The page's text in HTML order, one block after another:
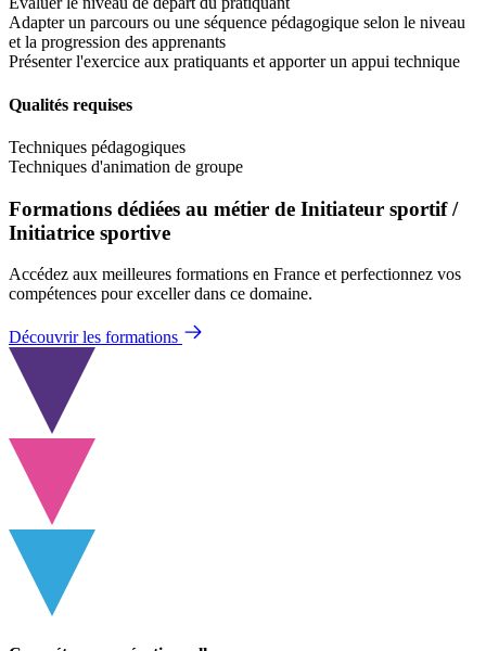
Adapter un parcours ou une séquence pédagogique selon le niveau
et la progression des apprenants
Présenter l'exercice aux pratiquants et apporter un appui technique
Qualités requises
Techniques pédagogiques
Techniques d'animation de groupe
Formations dédiées au métier de Initiateur sportif /
Initiatrice sportive
Accédez aux meilleures formations en France et perfectionnez vos
compétences pour exceller dans ce domaine.
Découvrir les formations